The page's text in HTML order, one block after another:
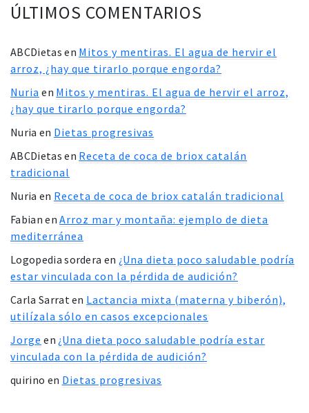
ÚLTIMOS COMENTARIOS
ABCDietas en Mitos y mentiras. El agua de hervir el
arroz, ¿hay que tirarlo porque engorda?
Nuria en Mitos y mentiras. El agua de hervir el arroz,
¿hay que tirarlo porque engorda?
Nuria en Dietas progresivas
ABCDietas en Receta de coca de briox catalán
tradicional
Nuria en Receta de coca de briox catalán tradicional
Fabian enArroz mar y montaña: ejemplo de dieta
mediterránea
Logopedia sordera en ¿Una dieta poco saludable podría
estar vinculada con la pérdida de audición?
Carla Sarraten Lactancia mixta (materna y biberón),
utilízala sólo en casos excepcionales
Jorge en ¿Una dieta poco saludable podría estar
vinculada con la pérdida de audición?
quirino en Dietas progresivas